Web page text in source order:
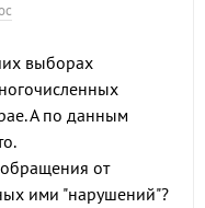
выборах
А по данным
от
ими "нарушений"?